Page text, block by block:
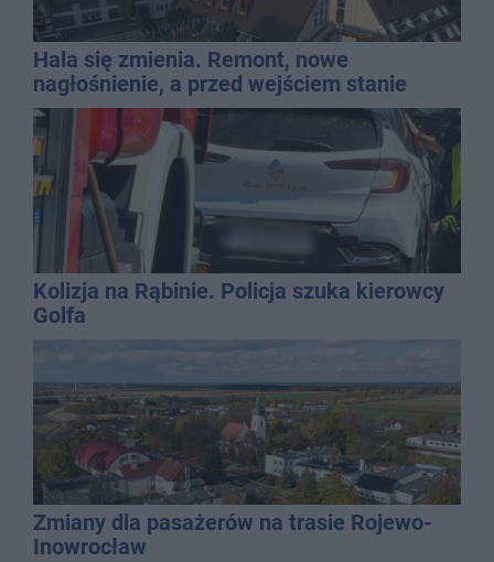
Hala się zmienia. Remont, nowe
nagłośnienie, a przed wejściem stanie
QEMETICA ARENA
Kolizja na Rąbinie. Policja szuka kierowcy
Golfa
Zmiany dla pasażerów na trasie Rojewo-
Inowrocław